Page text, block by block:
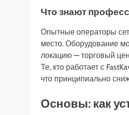
Что знают
Опытные операторы
место. Оборудование
локацию — торговый
Те, кто работает с
что принципиально
Основы: как